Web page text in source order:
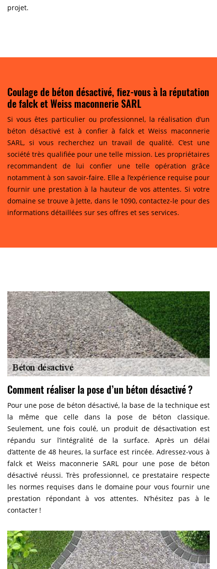
projet.
Coulage de béton désactivé, fiez-vous à la réputation
de falck et Weiss maconnerie SARL
Si vous êtes particulier ou professionnel, la réalisation d’un
béton désactivé est à confier à falck et Weiss maconnerie
SARL, si vous recherchez un travail de qualité. C’est une
société très qualifiée pour une telle mission. Les propriétaires
recommandent de lui confier une telle opération grâce
notamment à son savoir-faire. Elle a l’expérience requise pour
fournir une prestation à la hauteur de vos attentes. Si votre
domaine se trouve à Jette, dans le 1090, contactez-le pour des
informations détaillées sur ses offres et ses services.
Comment réaliser la pose d’un béton désactivé ?
Pour une pose de béton désactivé, la base de la technique est
la même que celle dans la pose de béton classique.
Seulement, une fois coulé, un produit de désactivation est
répandu sur l’intégralité de la surface. Après un délai
d’attente de 48 heures, la surface est rincée. Adressez-vous à
falck et Weiss maconnerie SARL pour une pose de béton
désactivé réussi. Très professionnel, ce prestataire respecte
les normes requises dans le domaine pour vous fournir une
prestation répondant à vos attentes. N’hésitez pas à le
contacter !